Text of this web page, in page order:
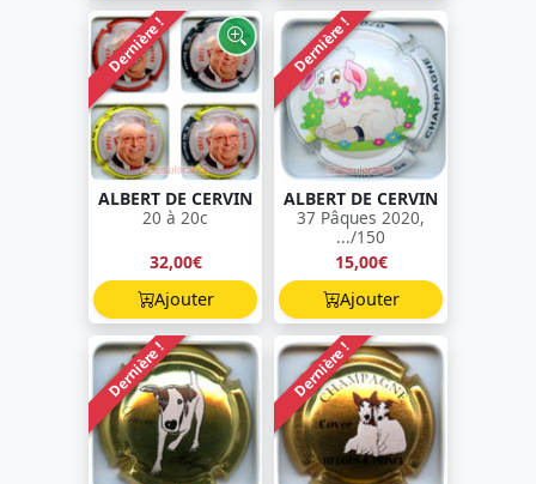
Dernière !
ALBERT DE CERVIN
20 à 20c
32,00€
Ajouter
Dernière !
ALBERT DE CERVIN
37 Pâques 2020,
.../150
15,00€
Ajouter
Dernière ! Dernière !